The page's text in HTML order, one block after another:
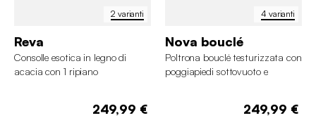
2 varianti
Reva
Consolle esotica in legno di
acacia con 1 ripiano
249,99 €
4 varianti
Nova bouclé
Poltrona bouclé testurizzata con
poggiapiedi sottovuoto e
249,99 €